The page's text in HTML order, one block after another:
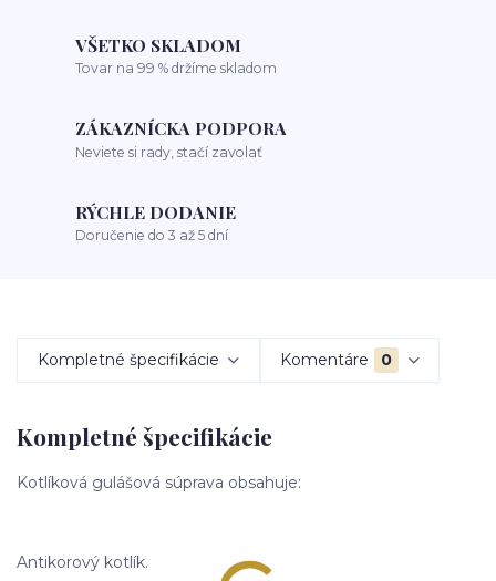
VŠETKO SKLADOM
Tovar na 99 % držíme skladom
ZÁKAZNÍCKA PODPORA
Neviete si rady, stačí zavolať
RÝCHLE DODANIE
Doručenie do 3 až 5 dní
Kompletné špecifikácie Komentáre 0
Kompletné špecifikácie
Kotlíková gulášová súprava obsahuje:
Antikorový kotlík.